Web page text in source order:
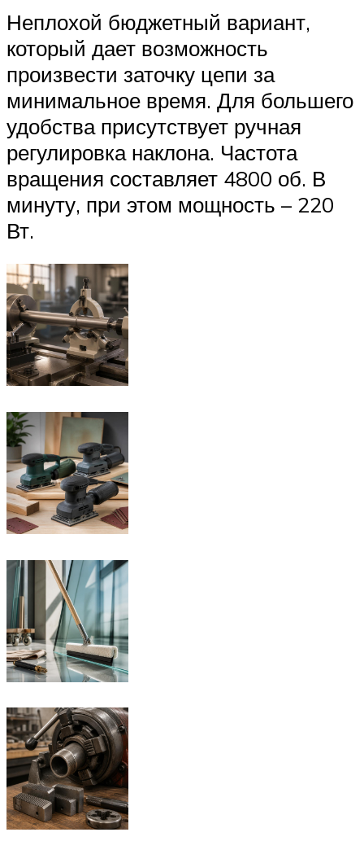
Неплохой бюджетный вариант,
который дает возможность
произвести заточку цепи за
минимальное время. Для большего
удобства присутствует ручная
регулировка наклона. Частота
вращения составляет 4800 об. В
минуту, при этом мощность – 220
Вт.